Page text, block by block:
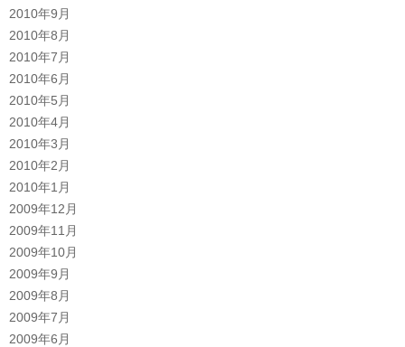
2010年9月
2010年8月
2010年7月
2010年6月
2010年5月
2010年4月
2010年3月
2010年2月
2010年1月
2009年12月
2009年11月
2009年10月
2009年9月
2009年8月
2009年7月
2009年6月